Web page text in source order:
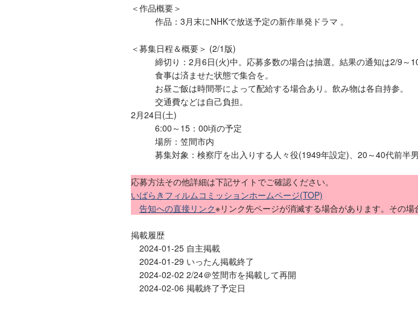
＜作品概要＞
作品：3月末にNHKで放送予定の新作単発ドラマ 。
＜募集日程＆概要＞ (2/1版)
締切り：2月6日(火)中。応募多数の場合は抽選。結果の通知は2/9～
食事は済ませた状態で集合を。
お昼ご飯は時間帯によって配給する場合あり。飲み物は各自持参。
交通費などは自己負担。
2月24日(土)
6:00～15：00頃の予定
場所：笠間市内
募集対象：検察庁を出入りする人々役(1949年設定)、20～40代前半
応募方法その他詳細は下記サイトでご確認ください。
いばらきフィルムコミッションホームページ(TOP)
告知への直接リンク※リンク先ページが消滅する場合があります。その場
掲載履歴
2024-01-25 自主掲載
2024-01-29 いったん掲載終了
2024-02-02 2/24＠笠間市を掲載して再開
2024-02-06 掲載終了予定日